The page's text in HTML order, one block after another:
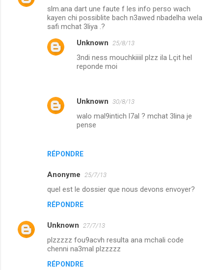
slm.ana dart une faute f les info perso wach
kayen chi possiblite bach n3awed nbadelha wela
safi mchat 3liya .?
RÉPONDRE
Unknown 25/8/13
3ndi ness mouchkiiiil plzz ila Lçit hel
reponde moi
Unknown 30/8/13
walo mal9intich l7al ? mchat 3lina je
pense
Anonyme 25/7/13
quel est le dossier que nous devons envoyer?
RÉPONDRE
Unknown 27/7/13
plzzzzz fou9acvh resulta ana mchali code
chenni na3mal plzzzzz
RÉPONDRE